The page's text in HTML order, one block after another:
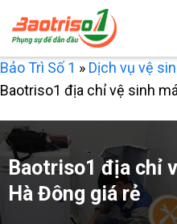
qua
nội
dung
Bảo Trì Số 1 » Dịch vụ vệ
Baotriso1 địa chỉ vệ sinh
Baotriso1 địa chỉ
Hà Đông giá rẻ